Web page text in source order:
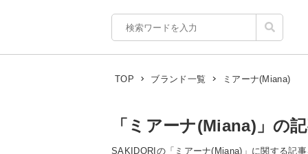
TOP ブランド一覧 ミアーナ(Miana)
「ミアーナ(Miana)」の
SAKIDORIの「ミアーナ(Miana)」に関する記